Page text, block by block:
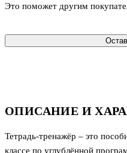
ОПИСАНИЕ И
Тетрадь-тренажёр – это
классе по углублённой
Это поможет другим